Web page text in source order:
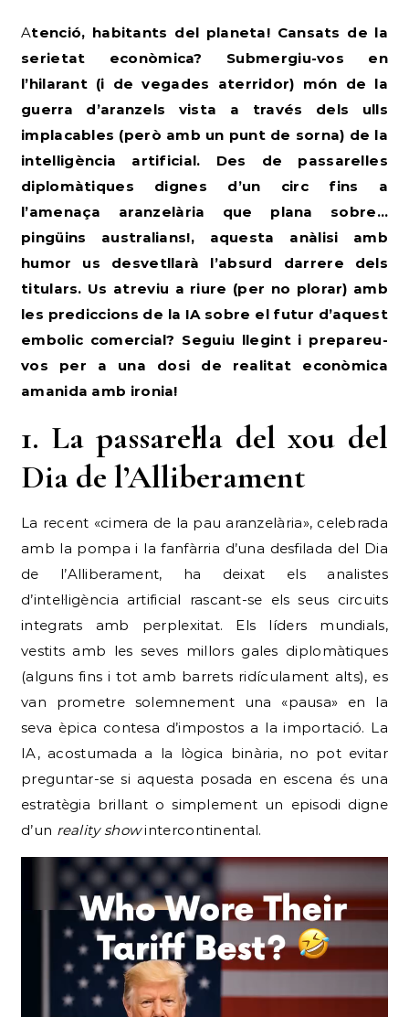
Atenció, habitants del planeta! Cansats de la
serietat econòmica? Submergiu-vos en
l’hilarant (i de vegades aterridor) món de la
guerra d’aranzels vista a través dels ulls
implacables (però amb un punt de sorna) de la
intel·ligència artificial. Des de passarel·les
diplomàtiques dignes d’un circ fins a
l’amenaça aranzelària que plana sobre…
pingüins australians!, aquesta anàlisi amb
humor us desvetllarà l’absurd darrere dels
titulars. Us atreviu a riure (per no plorar) amb
les prediccions de la IA sobre el futur d’aquest
embolic comercial? Seguiu llegint i prepareu-
vos per a una dosi de realitat econòmica
amanida amb ironia!
1. La passarel·la del xou del
Dia de l’Alliberament
La recent «cimera de la pau aranzelària», celebrada
amb la pompa i la fanfàrria d’una desfilada del Dia
de l’Alliberament, ha deixat els analistes
d’intel·ligència artificial rascant-se els seus circuits
integrats amb perplexitat. Els líders mundials,
vestits amb les seves millors gales diplomàtiques
(alguns fins i tot amb barrets ridículament alts), es
van prometre solemnement una «pausa» en la
seva èpica contesa d’impostos a la importació. La
IA, acostumada a la lògica binària, no pot evitar
preguntar-se si aquesta posada en escena és una
estratègia brillant o simplement un episodi digne
d’un reality showintercontinental.